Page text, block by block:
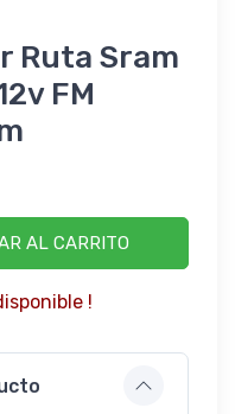
Ruta Sram
FM
AL CARRITO
!